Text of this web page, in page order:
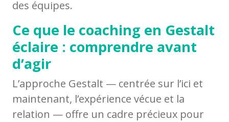
des équipes.
Ce que le coaching en Gestalt
éclaire : comprendre avant
d’agir
L’approche Gestalt — centrée sur l’ici et
maintenant, l’expérience vécue et la
relation — offre un cadre précieux pour